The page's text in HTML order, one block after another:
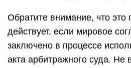
Обратите внимание, что это
действует, если мировое
заключено в процессе
акта арбитражного суда. Не